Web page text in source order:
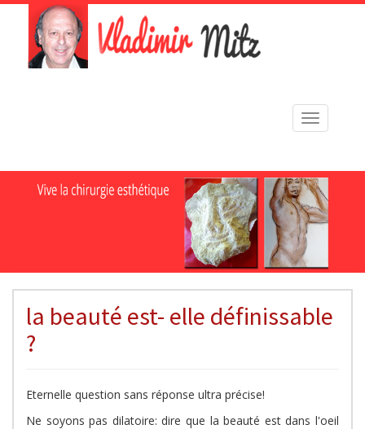
Toggle
navigation
la beauté est- elle définissable
?
Eternelle question sans réponse ultra précise!
Ne soyons pas dilatoire: dire que la beauté est dans l'oeil